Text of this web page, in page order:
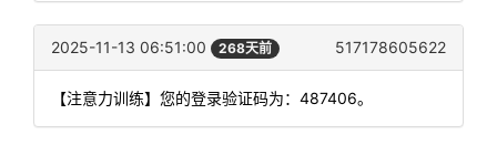
2025-11-13 06:51:00 268天前 517178605622
【注意力训练】您的登录验证码为：487406。